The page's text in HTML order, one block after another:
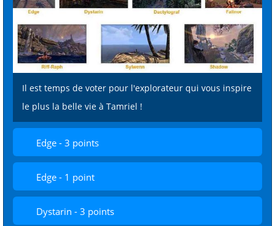
Il est temps de voter pour l'explorateur qui vous inspire
le plus la belle vie à Tamriel !
Edge - 3 points
Edge - 1 point
Dystarin - 3 points